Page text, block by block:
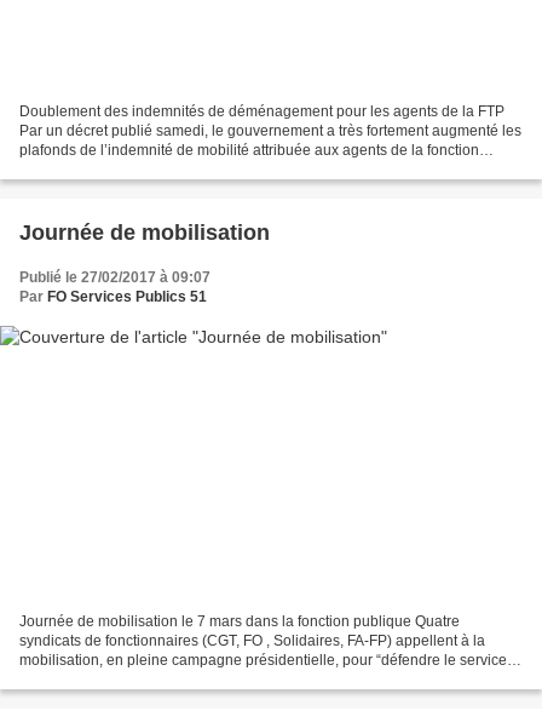
Doublement des indemnités de déménagement pour les agents de la FTP
Par un décret publié samedi, le gouvernement a très fortement augmenté les
plafonds de l’indemnité de mobilité attribuée aux agents de la fonction
Journée de mobilisation
Publié le 27/02/2017 à 09:07
Par FO Services Publics 51
Journée de mobilisation le 7 mars dans la fonction publique Quatre
syndicats de fonctionnaires (CGT, FO , Solidaires, FA-FP) appellent à la
mobilisation, en pleine campagne présidentielle, pour “défendre le service